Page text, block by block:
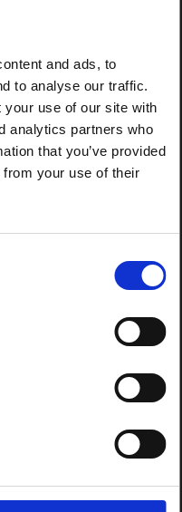
and ads, to
to analyse our traffic.
your use of our site with
analytics partners who
that you’ve provided
from your use of their